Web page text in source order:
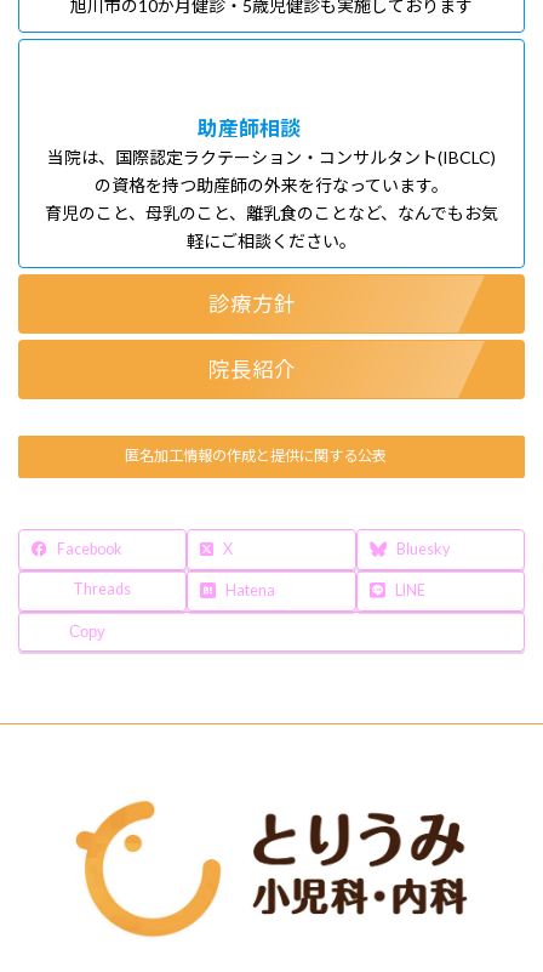
旭川市の10か月健診・5歳児健診も実施しております
助産師相談
当院は、国際認定ラクテーション・コンサルタント(IBCLC)
の資格を持つ助産師の外来を行なっています。
育児のこと、母乳のこと、離乳食のことなど、なんでもお気
軽にご相談ください。
診療方針
院長紹介
匿名加工情報の作成と提供に関する公表
Facebook X Bluesky
Threads Hatena LINE
Copy